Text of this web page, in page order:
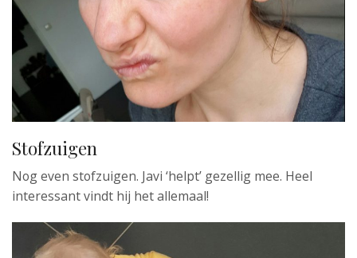
Stofzuigen
Nog even stofzuigen. Javi ‘helpt’ gezellig mee. Heel
interessant vindt hij het allemaal!